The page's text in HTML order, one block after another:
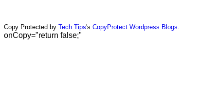
Copy Protected by Tech Tips's CopyProtect Wordpress Blogs
onCopy="return false;"